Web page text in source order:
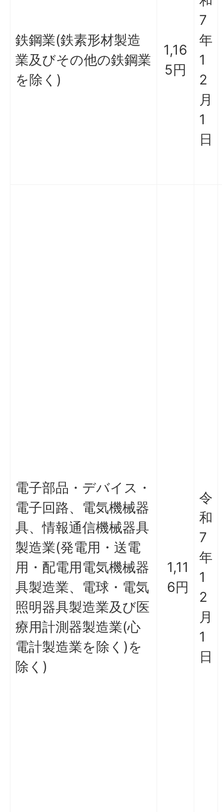
鉄鋼業(鉄素形材製造
業及びその他の鉄鋼業
を除く)
1,16
5円
7
年
1
2
月
1
日
電子部品・デバイス・
電子回路、電気機械器
具、情報通信機械器具
製造業(発電用・送電
用・配電用電気機械器
具製造業、電球・電気
照明器具製造業及び医
療用計測器製造業(心
電計製造業を除く)を
除く)
1,11
6円
令
和
7
年
1
2
月
1
日